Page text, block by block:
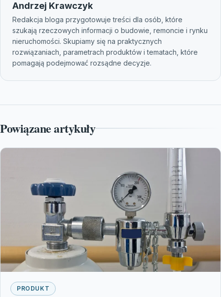
Andrzej Krawczyk
Redakcja bloga przygotowuje treści dla osób, które
szukają rzeczowych informacji o budowie, remoncie i rynku
nieruchomości. Skupiamy się na praktycznych
rozwiązaniach, parametrach produktów i tematach, które
pomagają podejmować rozsądne decyzje.
Powiązane artykuły
PRODUKT